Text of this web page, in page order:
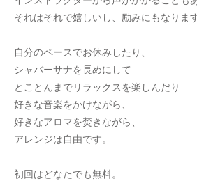
それはそれで嬉しいし、励みにもなります
自分のペースでお休みしたり、
シャバーサナを長めにして
とことんまでリラックスを楽しんだり
好きな音楽をかけながら、
好きなアロマを焚きながら、
アレンジは自由です。
初回はどなたでも無料。